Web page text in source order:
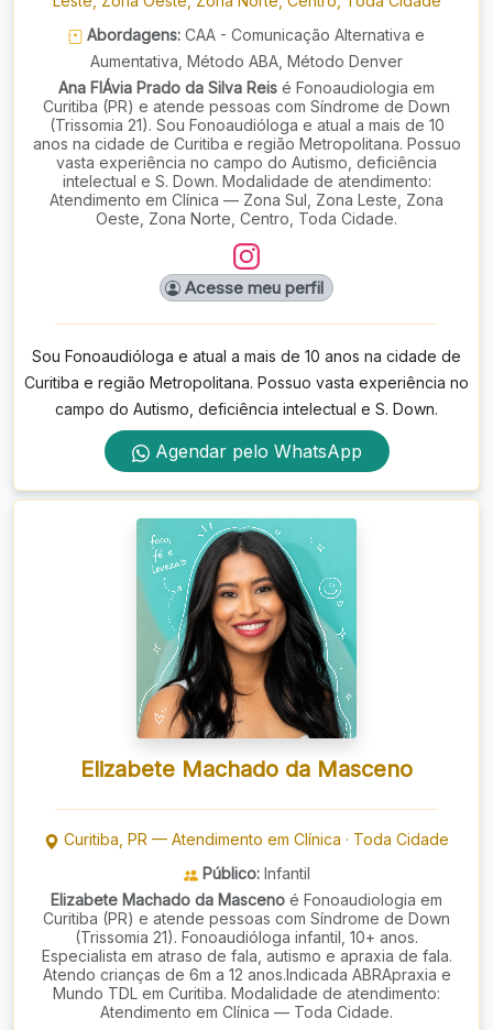
Abordagens: CAA - Comunicação Alternativa e
Aumentativa, Método ABA, Método Denver
Ana FlÁvia Prado da Silva Reis é Fonoaudiologia em
Curitiba (PR) e atende pessoas com Síndrome de Down
(Trissomia 21). Sou Fonoaudióloga e atual a mais de 10
anos na cidade de Curitiba e região Metropolitana. Possuo
vasta experiência no campo do Autismo, deficiência
intelectual e S. Down. Modalidade de atendimento:
Atendimento em Clínica — Zona Sul, Zona Leste, Zona
Oeste, Zona Norte, Centro, Toda Cidade.
Acesse meu perfil
Sou Fonoaudióloga e atual a mais de 10 anos na cidade de
Curitiba e região Metropolitana. Possuo vasta experiência no
campo do Autismo, deficiência intelectual e S. Down.
Agendar pelo WhatsApp
Elizabete Machado da Masceno
Curitiba PR — Atendimento em Clínica · Toda Cidade
Público:Infantil
Elizabete Machado da Masceno é Fonoaudiologia em
Curitiba (PR) e atende pessoas com Síndrome de Down
(Trissomia 21). Fonoaudióloga infantil, 10+ anos.
Especialista em atraso de fala, autismo e apraxia de fala.
Atendo crianças de 6m a 12 anos.Indicada ABRApraxia e
Mundo TDL em Curitiba. Modalidade de atendimento:
Atendimento em Clínica — Toda Cidade.